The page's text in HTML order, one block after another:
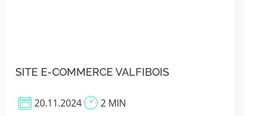
SITE E-COMMERCE VALFIBOIS
20.11.2024 2 MIN